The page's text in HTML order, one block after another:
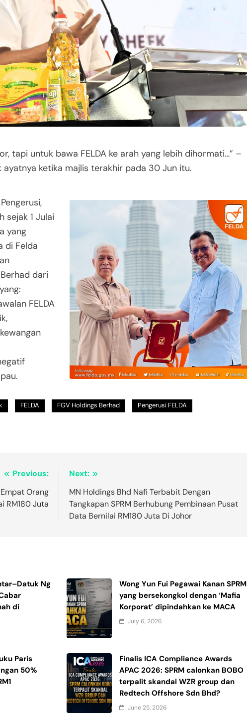
tapi untuk bawa FELDA ke arah yang lebih dihormati…” –
ayatnya ketika majlis terakhir pada 30 Jun itu.
sejak 1 Julai
yang
di Felda
dari
FELDA
FELDA FGV Holdings Berhad Pengerusi FELDA
Previous:
Orang
RM180 Juta
Next:
MN Holdings Bhd Nafi Terbabit Dengan
Tangkapan SPRM Berhubung Pembinaan Pusat
Data Bernilai RM180 Juta Di Johor
Ng
di
Wong Yun Fui Pegawai Kanan SPRM
yang bersekongkol dengan ‘Mafia
Korporat’ dipindahkan ke MACA
July 6, 2026
Paris
50%
Finalis ICA Compliance Awards
APAC 2026: SPRM calonkan BOBO
terpalit skandal WZR group dan
Redtech Offshore Sdn Bhd?
June 25, 2026